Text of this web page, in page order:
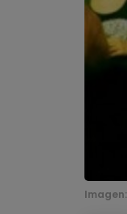
Imagen: